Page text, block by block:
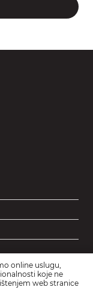
online uslugu,
koje ne
web stranice